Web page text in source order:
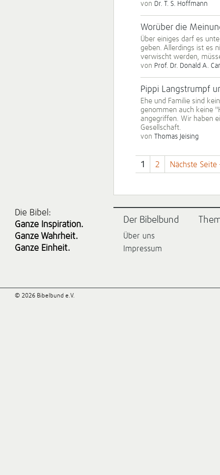
von Dr. T. S. Hoffmann
Worüber die
Über einiges darf es
geben. Allerdings ist es
verwischt werden,
von Prof. Dr. Donald A.
Pippi Langstrumpf
Ehe und Familie sind
genommen auch keine
angegriffen. Wir haben
Gesellschaft.
von Thomas Jeising
1 2 Nächste
Die Bibel:
Ganze Inspiration.
Ganze Wahrheit.
Ganze Einheit.
Der Bibelbund
Über uns
Impressum
© 2026 Bibelbund e.V.